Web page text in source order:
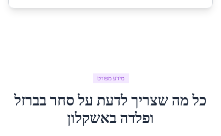
מידע מפורט
כל מה שצריך לדעת עלסחר בברזל
ופלדה באשקלון